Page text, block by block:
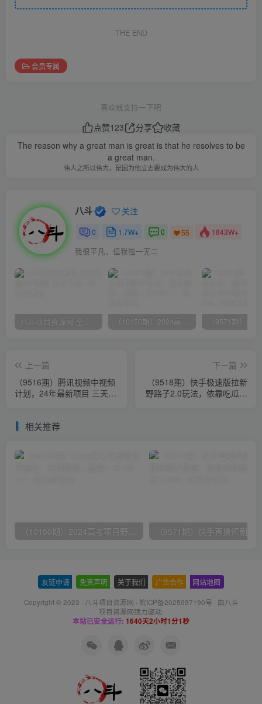
THE END
会员专属
喜欢就支持一下吧
点赞123 分享
收藏
The reason why a great man is great is that he resolves to be
a great man.
伟人之所以伟大，是因为他立志要成为伟大的人
八斗 关注
0 1.7W+ 0 55 1843W+
我很平凡，但我独一无二
八斗项目资源网 全网正品VIP课程 无损下载~ （10150期）2024高考项目野路子玩法，无限裂变，最高一天1W＋！
上一篇
（9516期）腾讯视频中视频
计划，24年最新项目 三天起
下一篇
（9518期）快手极速版拉新
野路子2.0玩法，依靠吃瓜粉
相关推荐
（10150期）2024高考项目野路子玩法，无限裂变，最高一天1W＋！
友链申请 免责声明 关于我们 广告合作 网站地图
Copyright © 2023 · 八斗项目资源网 · 皖ICP备2025097190号 · 由八斗
项目资源网强力驱动.
本站已安全运行: 1640天2小时1分2秒